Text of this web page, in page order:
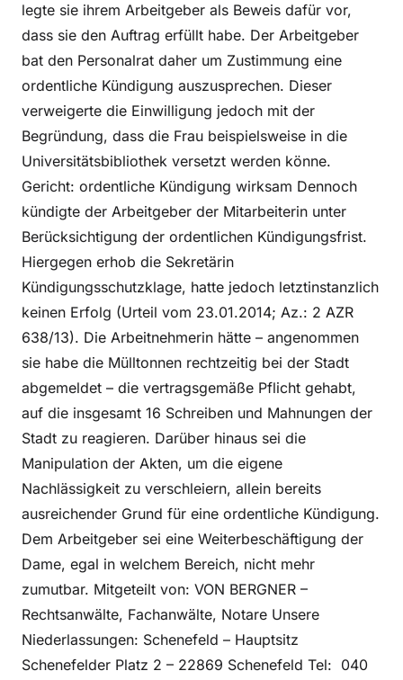
legte sie ihrem Arbeitgeber als Beweis dafür vor,
dass sie den Auftrag erfüllt habe. Der Arbeitgeber
bat den Personalrat daher um Zustimmung eine
ordentliche Kündigung auszusprechen. Dieser
verweigerte die Einwilligung jedoch mit der
Begründung, dass die Frau beispielsweise in die
Universitätsbibliothek versetzt werden könne.
Gericht: ordentliche Kündigung wirksam Dennoch
kündigte der Arbeitgeber der Mitarbeiterin unter
Berücksichtigung der ordentlichen Kündigungsfrist.
Hiergegen erhob die Sekretärin
Kündigungsschutzklage, hatte jedoch letztinstanzlich
keinen Erfolg (Urteil vom 23.01.2014; Az.: 2 AZR
638/13). Die Arbeitnehmerin hätte – angenommen
sie habe die Mülltonnen rechtzeitig bei der Stadt
abgemeldet – die vertragsgemäße Pflicht gehabt,
auf die insgesamt 16 Schreiben und Mahnungen der
Stadt zu reagieren. Darüber hinaus sei die
Manipulation der Akten, um die eigene
Nachlässigkeit zu verschleiern, allein bereits
ausreichender Grund für eine ordentliche Kündigung.
Dem Arbeitgeber sei eine Weiterbeschäftigung der
Dame, egal in welchem Bereich, nicht mehr
zumutbar. Mitgeteilt von: VON BERGNER –
Rechtsanwälte, Fachanwälte, Notare Unsere
Niederlassungen: Schenefeld – Hauptsitz
Schenefelder Platz 2 – 22869 Schenefeld Tel: 040